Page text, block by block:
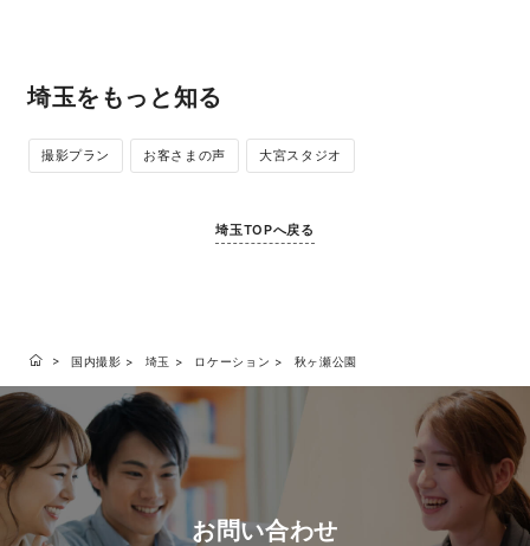
埼玉をもっと知る
撮影プラン お客さまの声 大宮スタジオ
埼玉TOPへ戻る
国内撮影 埼玉 ロケーション 秋ヶ瀬公園
お問い合わせ